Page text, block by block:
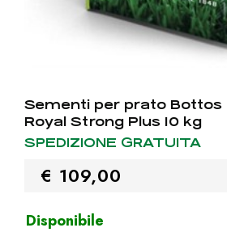
Sementi per prato Bottos
Royal Strong Plus 10 kg
SPEDIZIONE GRATUITA
€ 109,00
Disponibile